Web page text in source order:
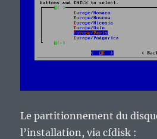
Le partitionnement du
l’installation, via cfdisk :